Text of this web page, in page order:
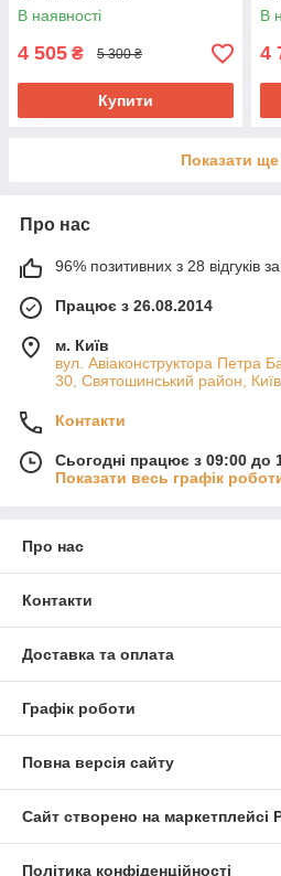
В наявності
4 505 ₴ 5 300 ₴
Купити
В
4
Показати ще
Про нас
96% позитивних з 28 відгуків за
Працює з 26.08.2014
м. Київ
вул. Авіаконструктора Петра
30, Святошинський район,
Контакти
Сьогодні працює з 09:00 до
Показати весь графік
Про нас
Контакти
Доставка та оплата
Графік роботи
Повна версія сайту
Сайт створено на маркетплейсі
Політика конфіденційності